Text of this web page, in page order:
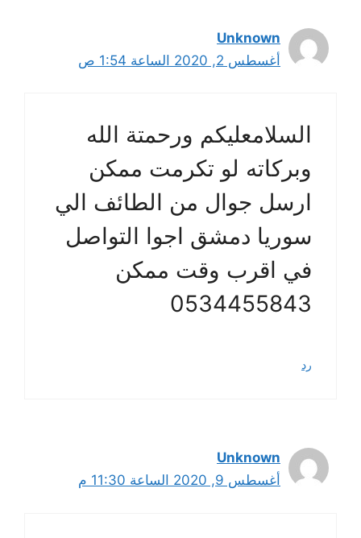
Unknown
أغسطس 2, 2020 الساعة 1:54 ص
السلامعليكم ورحمتة الله
وبركاته لو تكرمت ممكن
ارسل جوال من الطائف الي
سوريا دمشق اجوا التواصل
في اقرب وقت ممكن
0534455843
رد
Unknown
أغسطس 9, 2020 الساعة 11:30 م